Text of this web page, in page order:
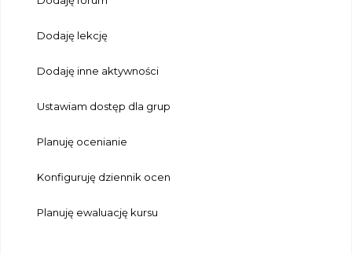
Dodaję lekcję
Dodaję inne aktywności
Ustawiam dostęp dla grup
Planuję ocenianie
Konfiguruję dziennik ocen
Planuję ewaluację kursu